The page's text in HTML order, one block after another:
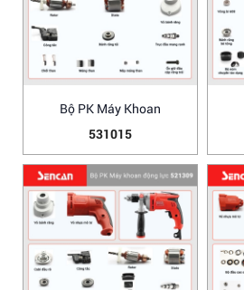
Bộ PK Máy Khoan
531015